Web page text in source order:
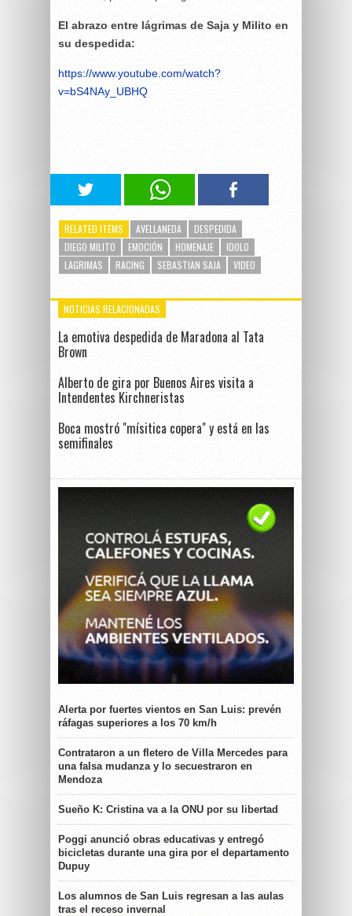
El abrazo entre lágrimas de Saja y Milito en
su despedida:
https://www.youtube.com/watch?
v=bS4NAy_UBHQ
RELATED ITEMS AVELLANEDA
DESPEDIDA
DIEGO MILITO
EMOCIÓN HOMENAJE
IDOLO
LAGRIMAS
RACING SEBASTIAN SAJA VIDEO
NOTICIAS RELACIONADAS
La emotiva despedida de Maradona al Tata
Brown
Alberto de gira por Buenos Aires visita a
Intendentes Kirchneristas
Boca mostró "mísitica copera" y está en las
semifinales
Alerta por fuertes vientos en San Luis: prevén
ráfagas superiores a los 70 km/h
Contrataron a un fletero de Villa Mercedes para
una falsa mudanza y lo secuestraron en
Mendoza
Sueño K: Cristina va a la ONU por su libertad
Poggi anunció obras educativas y entregó
bicicletas durante una gira por el departamento
Dupuy
Los alumnos de San Luis regresan a las aulas
tras el receso invernal